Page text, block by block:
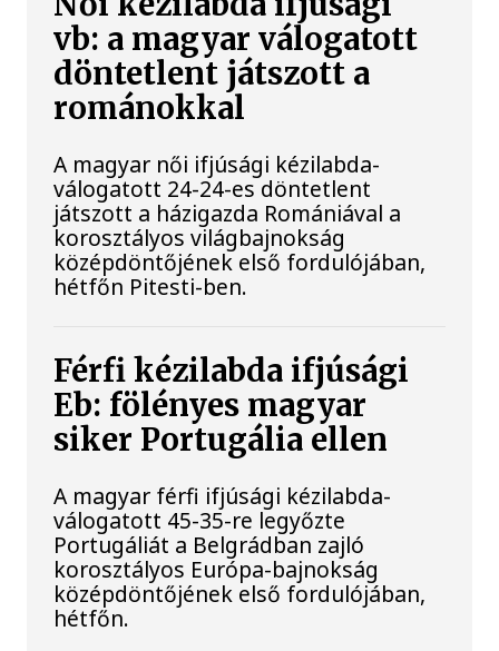
vb: a magyar válogatott
döntetlent játszott a
románokkal
A magyar női ifjúsági kézilabda-
válogatott 24-24-es döntetlent
játszott a házigazda Romániával a
korosztályos világbajnokság
középdöntőjének első fordulójában,
hétfőn Pitesti-ben.
Férfi kézilabda ifjúsági
Eb: fölényes magyar
siker Portugália ellen
A magyar férfi ifjúsági kézilabda-
válogatott 45-35-re legyőzte
Portugáliát a Belgrádban zajló
korosztályos Európa-bajnokság
középdöntőjének első fordulójában,
hétfőn.